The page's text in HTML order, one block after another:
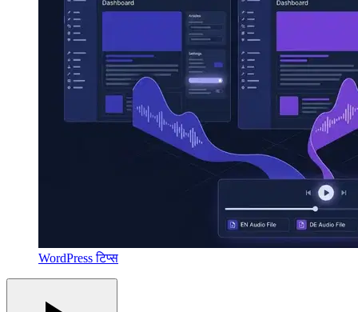
WordPress टिप्स